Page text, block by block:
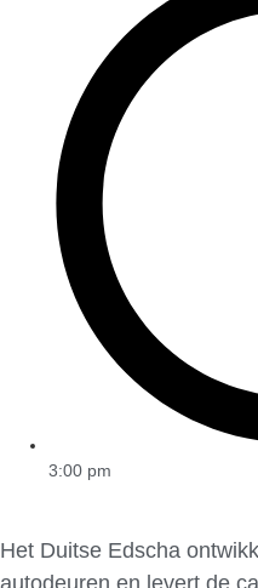
3:00 pm
Het Duitse Edscha
autodeuren en levert de